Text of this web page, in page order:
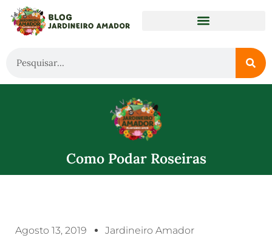
Como Podar Roseiras
Agosto 13, 2019 Jardineiro Amador